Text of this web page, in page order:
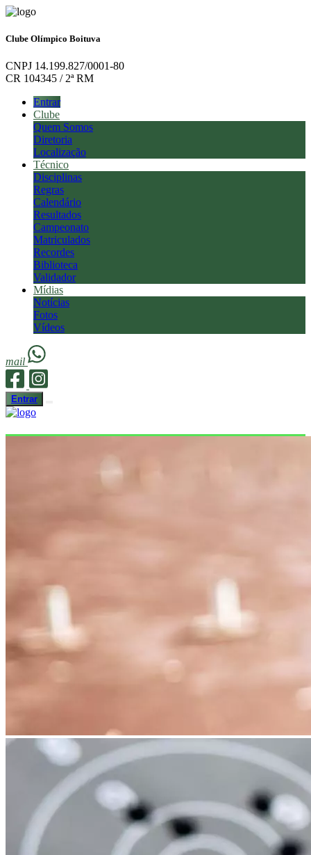
Clube Olímpico Boituva
CNPJ 14.199.827/0001-80
CR 104345 / 2ª RM
Entrar
Clube
Quem Somos
Diretoria
Localização
Técnico
Disciplinas
Regras
Calendário
Resultados
Campeonato
Matriculados
Recordes
Biblioteca
Validador
Mídias
Notícias
Fotos
Vídeos
mail
Entrar